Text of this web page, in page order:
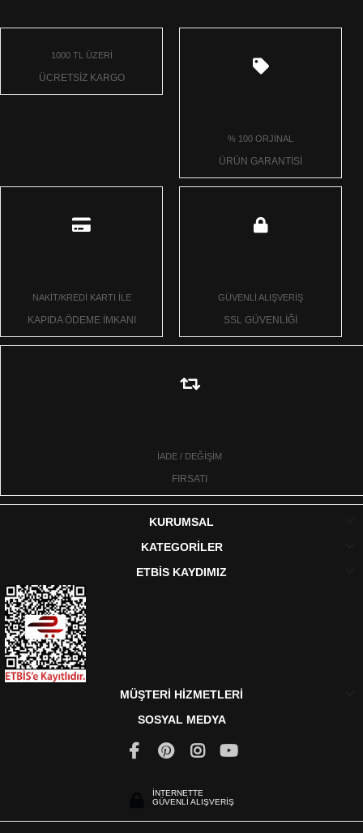
1000 TL ÜZERİ
ÜCRETSİZ KARGO
% 100 ORJİNAL
ÜRÜN GARANTİSİ
NAKİT/KREDİ KARTI İLE
KAPIDA ÖDEME İMKANI
GÜVENLİ ALIŞVERİŞ
SSL GÜVENLİĞİ
İADE / DEĞİŞİM
FIRSATI
KURUMSAL
KATEGORİLER
ETBİS KAYDIMIZ
MÜŞTERİ HİZMETLERİ
SOSYAL MEDYA
İNTERNETTE
GÜVENLİ ALIŞVERİŞ